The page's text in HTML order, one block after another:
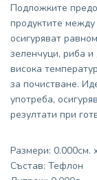
Подложките
продуктите
осигуряват
зеленчуци, риба и
висока
за почистване.
употреба,
резултати при
Размери: 0.000см.
Състав: Тефлон